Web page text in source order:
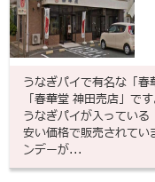
うなぎパイで有名な「
「春華堂 神田売店」で
うなぎパイが入ってい
安い価格で販売されて
ンデーが...